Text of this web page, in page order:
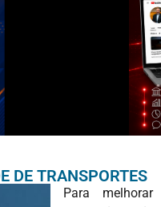
DE TRANSPORTES
Para melhorar